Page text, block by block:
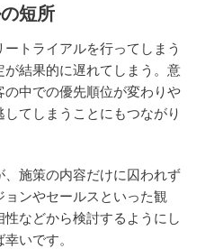
短所
トライアルを行ってしまう
結果的に遅れてしまう。意
中での優先順位が変わりや
てしまうことにもつながり
施策の内容だけに囚われず
ンやセールスといった観
などから検討するようにし
いです。